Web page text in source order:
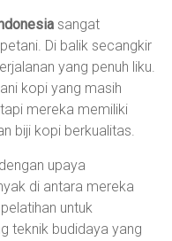
sangat
Di balik secangkir
yang penuh liku.
kopi yang masih
mereka memiliki
biji kopi berkualitas.
upaya
di antara mereka
untuk
teknik budidaya yang